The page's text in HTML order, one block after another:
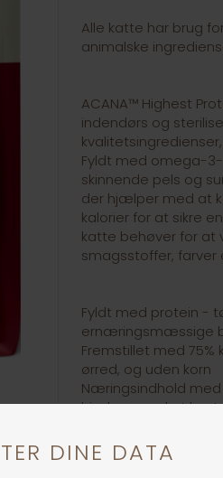
Alle katte har brug
animalske
ACANA™ Highest
indendørs og
Fyldt med omega-
skinnende pels og
der hjælper med at
kalorier for at sikre
katte behøver for at
smagsstoffer, farver
Fyldt med protein -
ernæringsmæssige
Fremstillet med 75%
ørred, og uden korn
Næringsindhold
hjælper med at
Hud- og
& Omega-6, mens